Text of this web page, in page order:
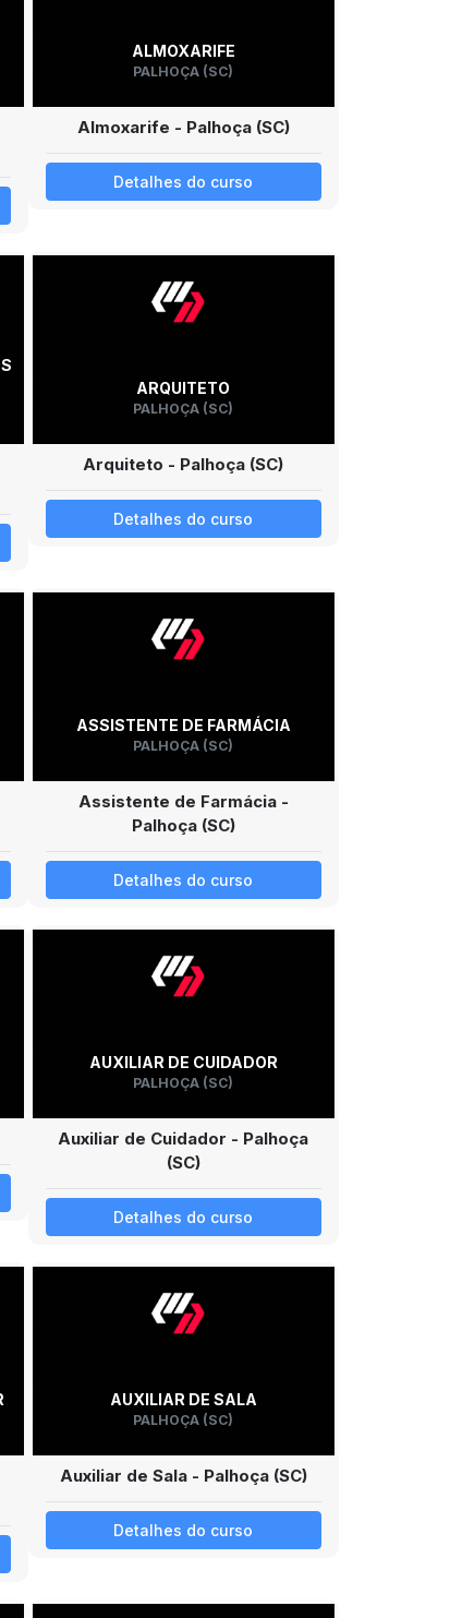
ALMOXARIFE
PALHOÇA (SC)
Almoxarife - Palhoça (SC)
Detalhes do curso
ARQUITETO
PALHOÇA (SC)
Arquiteto - Palhoça (SC)
Detalhes do curso
ASSISTENTE DE FARMÁCIA
PALHOÇA (SC)
Assistente de Farmácia -
Palhoça (SC)
Detalhes do curso
AUXILIAR DE CUIDADOR
PALHOÇA (SC)
Auxiliar de Cuidador - Palhoça
(SC)
Detalhes do curso
AUXILIAR DE SALA
PALHOÇA (SC)
Auxiliar de Sala - Palhoça (SC)
Detalhes do curso